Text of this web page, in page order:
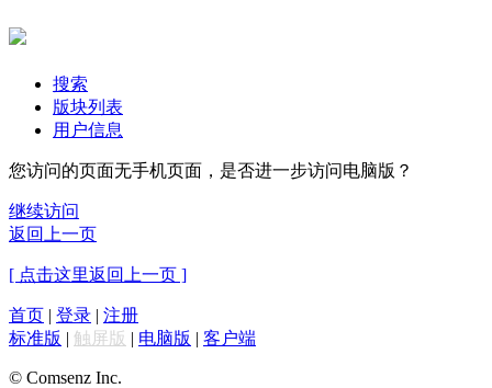
搜索
版块列表
用户信息
您访问的页面无手机页面，是否进一步访问电脑版？
继续访问
返回上一页
[ 点击这里返回上一页 ]
首页 | 登录 | 注册
标准版 | 触屏版 | 电脑版 | 客户端
© Comsenz Inc.